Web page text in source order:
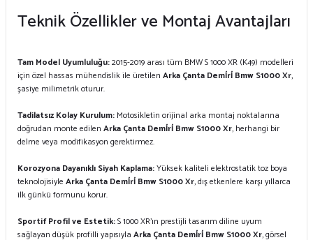
Teknik Özellikler ve Montaj Avantajları
Tam Model Uyumluluğu:2015-2019 arası tüm BMW S 1000 XR (K49) modelleri
için özel hassas mühendislik ile üretilen Arka Çanta Demi̇ri̇ Bmw S1000 Xr,
şasiye milimetrik oturur.
Tadilatsız Kolay Kurulum: Motosikletin orijinal arka montaj noktalarına
doğrudan monte edilen Arka Çanta Demi̇ri̇ Bmw S1000 Xr, herhangi bir
delme veya modifikasyon gerektirmez.
Korozyona Dayanıklı Siyah Kaplama:Yüksek kaliteli elektrostatik toz boya
teknolojisiyle Arka Çanta Demi̇ri̇ Bmw S1000 Xr, dış etkenlere karşı yıllarca
ilk günkü formunu korur.
Sportif Profil ve Estetik:S 1000 XR'ın prestijli tasarım diline uyum
sağlayan düşük profilli yapısıyla Arka Çanta Demi̇ri̇ Bmw S1000 Xr, görsel